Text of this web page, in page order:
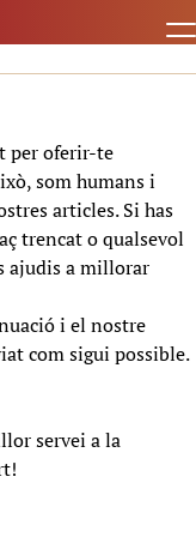
per oferir-te
som humans i
articles. Si has
trencat o qualsevol
ajudis a millorar
i el nostre
com sigui possible.
servei a la